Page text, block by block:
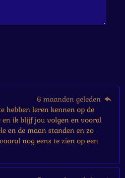
6 maanden geleden
hebben leren kennen op de
ik blijf jou volgen en vooral
en de maan standen en zo
nog eens te zien op een